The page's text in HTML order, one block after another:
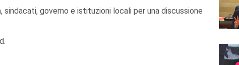
governo e istituzioni locali per una discussione